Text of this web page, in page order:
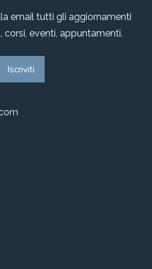
email tutti gli aggiornamenti
corsi, eventi, appuntamenti.
Iscriviti